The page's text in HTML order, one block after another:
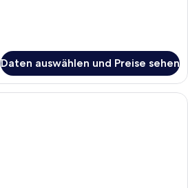
Daten auswählen und Preise sehen
Executive-Zimmer | Hochwertige